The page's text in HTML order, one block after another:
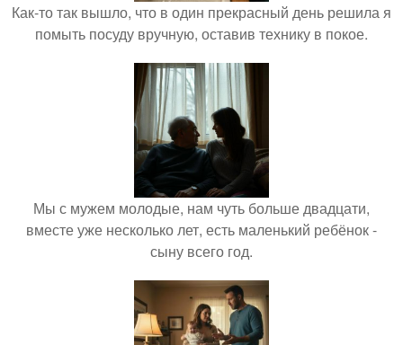
Как-то так вышло, что в один прекрасный день решила я
помыть посуду вручную, оставив технику в покое.
Мы с мужем молодые, нам чуть больше двадцати,
вместе уже несколько лет, есть маленький ребёнок -
сыну всего год.